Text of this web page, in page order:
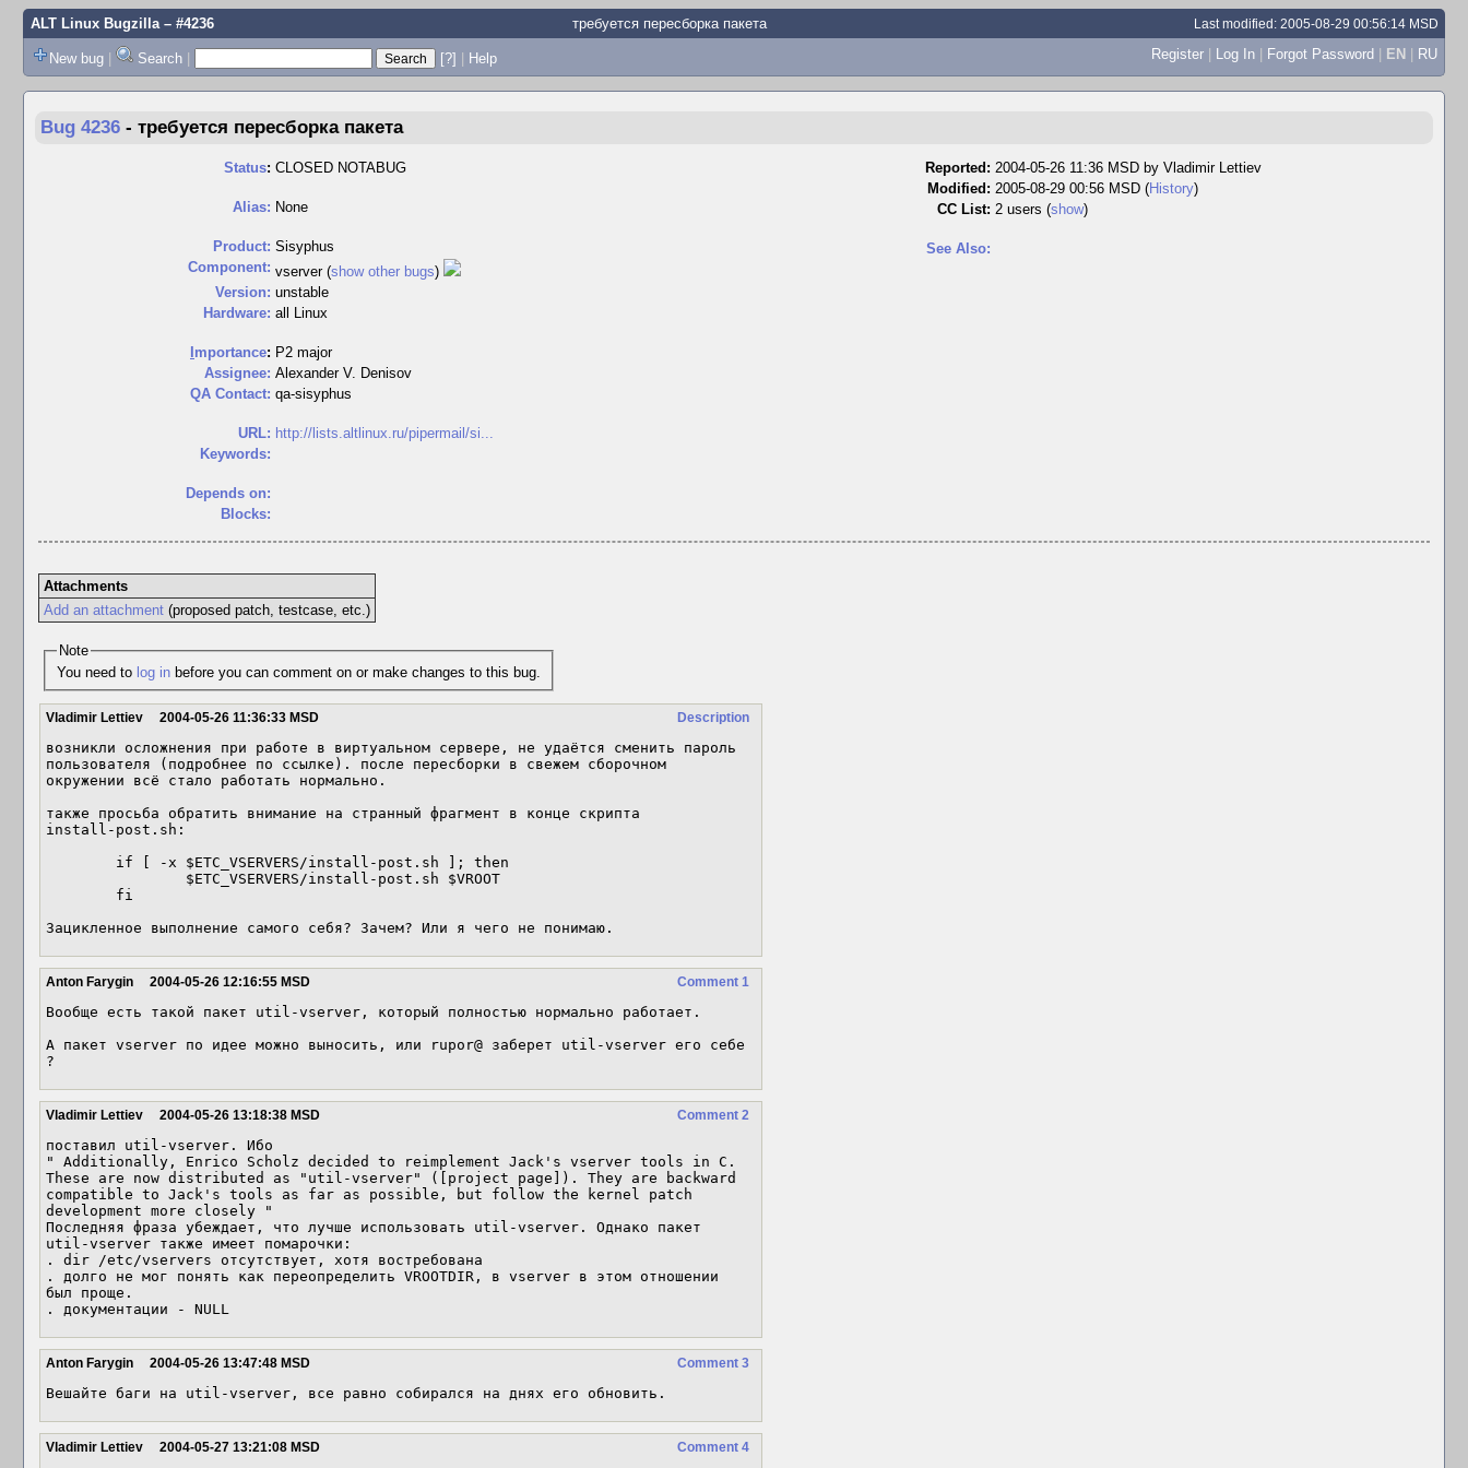
ALT Linux Bugzilla– #4236 требуется пересборка пакета Last modified: 2005-08-29 00:56:14 MSD
New bug | Search | [?] | Help Register | Log In | Forgot Password | EN | RU
Bug 4236 - требуется пересборка пакета
Status: CLOSED NOTABUG
Alias: None
Product: Sisyphus
Component: vserver (show other bugs)
Version: unstable
Hardware: all Linux
mportance: P2 major
Assignee: Alexander V. Denisov
QA Contact: qa-sisyphus
URL: http://lists.altlinux.ru/pipermail/si...
Keywords:
Depends on:
Blocks:
Reported: 2004-05-26 11:36 MSD by Vladimir Lettiev
Modified: 2005-08-29 00:56 MSD (History)
CC List: 2 users (show)
See Also:
Attachments
Add an attachment(proposed patch, testcase, etc.)
Note
You need to log in before you can comment on or make changes to this bug.
Description
Vladimir Lettiev 2004-05-26 11:36:33 MSD
возникли осложнения при работе в виртуальном сервере, не удаётся сменить пароль
пользователя (подробнее по ссылке). после пересборки в свежем сборочном
окружении всё стало работать нормально.
также просьба обратить внимание на странный фрагмент в конце скрипта
install-post.sh:
Зацикленное выполнение самого себя? Зачем? Или я чего не понимаю.
Comment 1
Anton Farygin 2004-05-26 12:16:55 MSD
Вообще есть такой пакет util-vserver, который полностью нормально работает.
А пакет vserver по идее можно выносить, или rupor@ заберет util-vserver его себе
?
Comment 2
Vladimir Lettiev 2004-05-26 13:18:38 MSD
поставил util-vserver. Ибо
" Additionally, Enrico Scholz decided to reimplement Jack's vserver tools in C.
These are now distributed as "util-vserver" ([project page]). They are backward
compatible to Jack's tools as far as possible, but follow the kernel patch
development more closely "
Последняя фраза убеждает, что лучше использовать util-vserver. Однако пакет
util-vserver также имеет помарочки:
. dir /etc/vservers отсутствует, хотя востребована
. долго не мог понять как переопределить VROOTDIR, в vserver в этом отношении
был проще.
. документации - NULL
Comment 3
Anton Farygin 2004-05-26 13:47:48 MSD
Comment 4
Vladimir Lettiev 2004-05-27 13:21:08 MSD